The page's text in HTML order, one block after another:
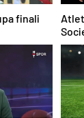
finali